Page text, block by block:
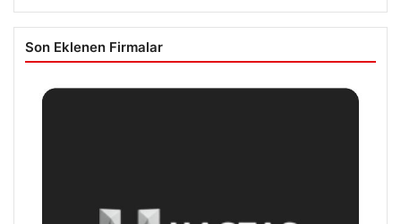
Son Eklenen Firmalar